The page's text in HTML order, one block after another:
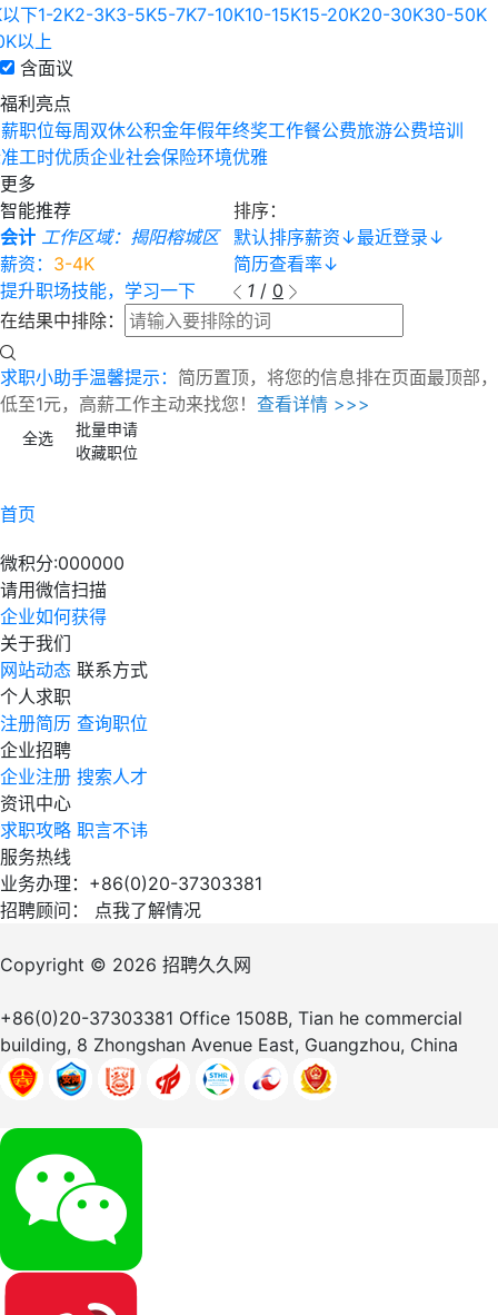
以下1-2K2-3K3-5K5-7K7-10K10-15K15-20K20-30K30-50K
以上
含面议
福利亮点
职位每周双休公积金年假年终奖工作餐公费旅游公费培训
工时优质企业社会保险环境优雅
更多
智能推荐
会计 工作区域：揭阳榕城区
薪资： 3-4K
提升职场技能，学习一下
排序：
默认排序薪资↓最近登录↓
简历查看率↓
1 / 0
在结果中排除：
求职小助手温馨提示： 简历置顶，将您的信息排在页面最顶部，
低至1元，高薪工作主动来找您！ 查看详情 >>>
全选
批量申请
收藏职位
首页
微积分:000000
请用微信扫描
企业如何获得
关于我们
网站动态 联系方式
个人求职
注册简历 查询职位
企业招聘
企业注册 搜索人才
资讯中心
求职攻略 职言不讳
服务热线
业务办理：+86(0)20-37303381
招聘顾问： 点我了解情况
Copyright © 2026 招聘久久网
+86(0)20-37303381 Office 1508B, Tian he commercial
building, 8 Zhongshan Avenue East, Guangzhou, China